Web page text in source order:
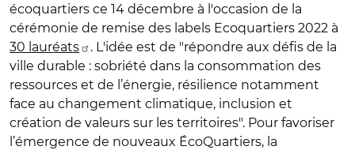
écoquartiers ce 14 décembre à l'occasion de la
cérémonie de remise des labels Ecoquartiers 2022 à
30 lauréats
. L'idée est de "répondre aux défis de la
ville durable : sobriété dans la consommation des
ressources et de l’énergie, résilience notamment
face au changement climatique, inclusion et
création de valeurs sur les territoires". Pour favoriser
l’émergence de nouveaux ÉcoQuartiers, la